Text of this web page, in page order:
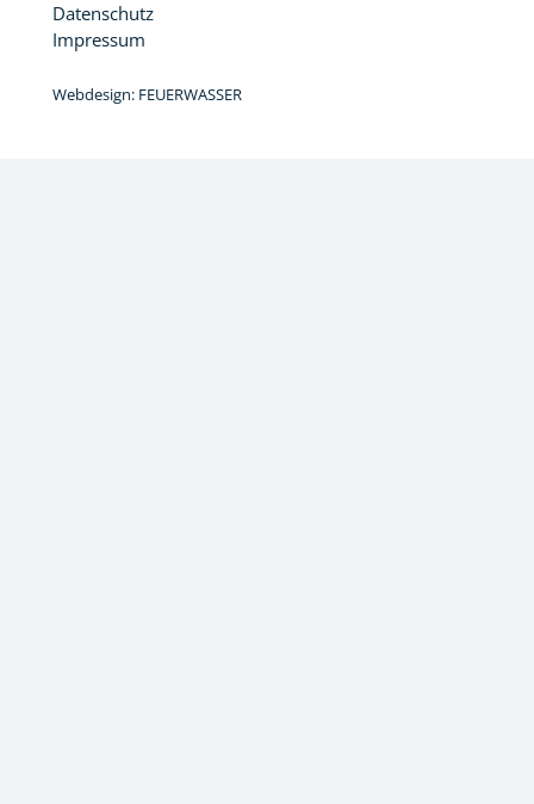
Datenschutz
Impressum
Webdesign: FEUERWASSER